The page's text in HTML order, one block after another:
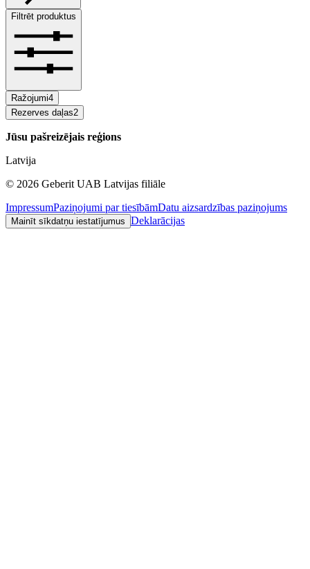
Filtrēt produktus
Ražojumi4
Rezerves daļas2
Jūsu pašreizējais reģions
Latvija
© 2026 Geberit UAB Latvijas filiāle
ImpressumPaziņojumi par tiesībāmDatu aizsardzības paziņojums
Mainīt sīkdatņu iestatījumus Deklarācijas